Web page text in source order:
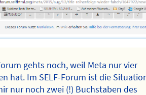
gehts noch, weil Meta nur vier
hat. Im SELF-Forum ist die
nur noch zwei (!) Buchstaben des